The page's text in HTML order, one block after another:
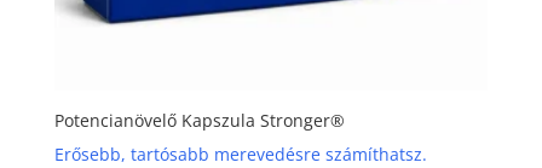
Potencianövelő Kapszula Stronger®
Erősebb, tartósabb merevedésre számíthatsz.